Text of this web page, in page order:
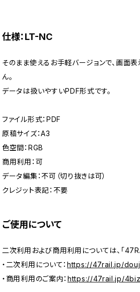
仕様：LT-NC
そのまま使えるお手軽バージョンで、画面
ん。
データは扱いやすいPDF形式です。
ファイル形式：PDF
原稿サイズ：A3
色空間：RGB
商用利用：可
データ編集：不可（切り抜きは可）
クレジット表記：不要
ご使用について
二次利用および商用利用については、「
・二次利用について： https://47rail.jp/
・商用利用のご案内： https://47rail.jp/